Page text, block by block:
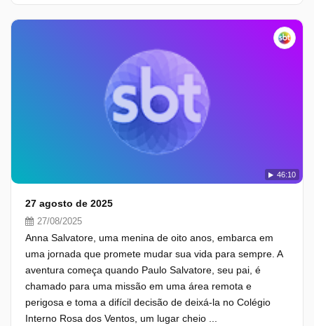
46:10
27 agosto de 2025
27/08/2025
Anna Salvatore, uma menina de oito anos, embarca em
uma jornada que promete mudar sua vida para sempre. A
aventura começa quando Paulo Salvatore, seu pai, é
chamado para uma missão em uma área remota e
perigosa e toma a difícil decisão de deixá-la no Colégio
Interno Rosa dos Ventos, um lugar cheio ...